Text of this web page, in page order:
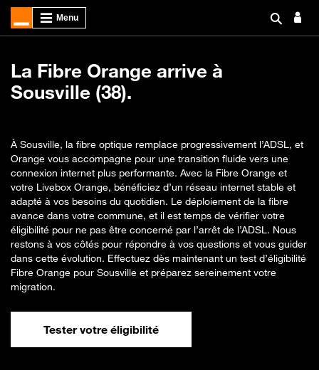
La Fibre Orange arrive à
Sousville (38).
À Sousville, la fibre optique remplace progressivement l’ADSL, et
Orange vous accompagne pour une transition fluide vers une
connexion internet plus performante. Avec la Fibre Orange et
votre Livebox Orange, bénéficiez d’un réseau internet stable et
adapté à vos besoins du quotidien. Le déploiement de la fibre
avance dans votre commune, et il est temps de vérifier votre
éligibilité pour ne pas être concerné par l’arrêt de l’ADSL. Nous
restons à vos côtés pour répondre à vos questions et vous guider
dans cette évolution. Effectuez dès maintenant un test d’éligibilité
Fibre Orange pour Sousville et préparez sereinement votre
migration.
Tester votre éligibilité